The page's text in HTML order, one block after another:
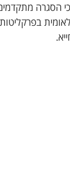
הסגרה
בפרקליטות